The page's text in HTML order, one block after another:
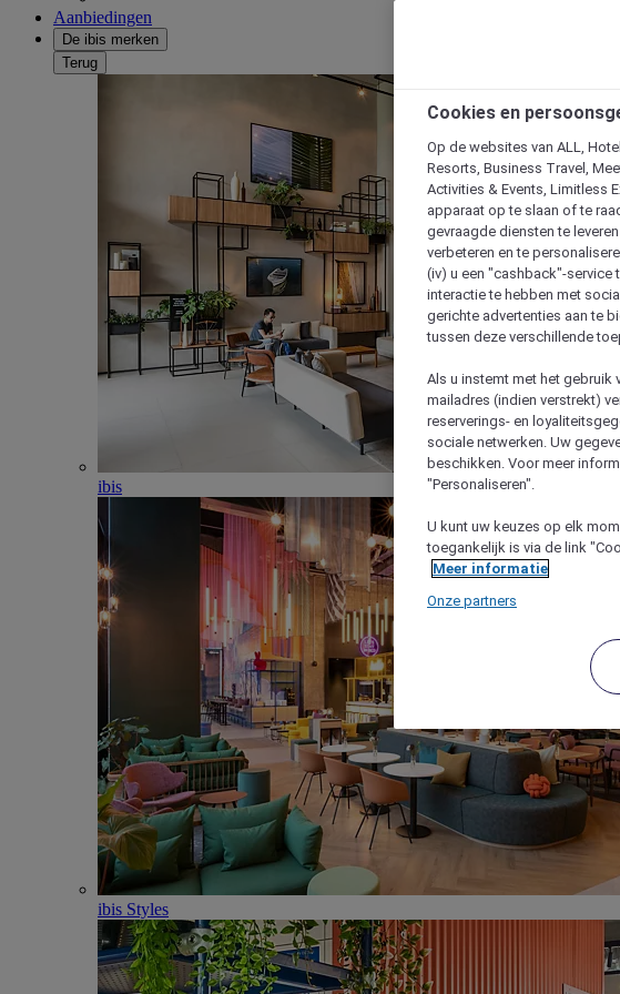
Aanbiedingen
De ibis merken
Terug
ibis
ibis Styles
Cookies en
Op de websites van ALL,
Resorts, Business Travel,
Activities & Events, Limitless
apparaat op te slaan of te
gevraagde diensten te
verbeteren en te
(iv) u een "cashback"-service
interactie te hebben met
gerichte advertenties aan te
tussen deze verschillende
Als u instemt met het gebruik
mailadres (indien verstrekt)
reserverings- en
sociale netwerken. Uw
beschikken. Voor meer
"Personaliseren".
U kunt uw keuzes op elk
toegankelijk is via de link
Meer informatie
Onze partners